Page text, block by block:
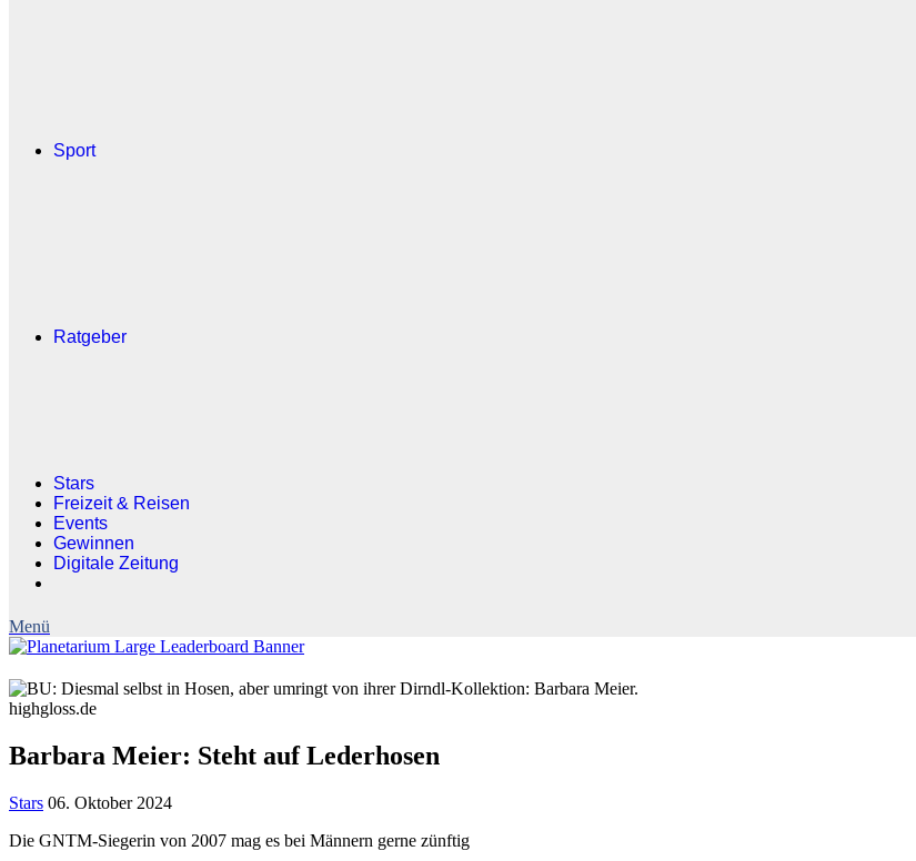
Sport
Ratgeber
Stars
Freizeit & Reisen
Events
Gewinnen
Digitale Zeitung
highgloss.de
Barbara Meier: Steht auf Lederhosen
Stars 06. Oktober 2024
Die GNTM-Siegerin von 2007 mag es bei Männern gerne zünftig